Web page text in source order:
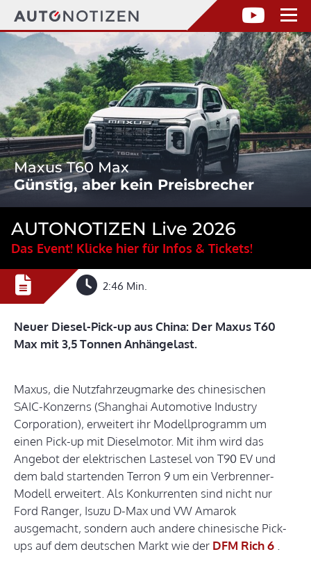
Maxus T60 Max
Günstig, aber kein Preisbrecher
AUTONOTIZEN Live 2026
Das Event! Klicke hier für Infos & Tickets!
2:46 Min.
Neuer Diesel-Pick-up aus China: Der Maxus T60
Max mit 3,5 Tonnen Anhängelast.
Maxus, die Nutzfahrzeugmarke des chinesischen
SAIC-Konzerns (Shanghai Automotive Industry
Corporation), erweitert ihr Modellprogramm um
einen Pick-up mit Dieselmotor. Mit ihm wird das
Angebot der elektrischen Lastesel von T90 EV und
dem bald startenden Terron 9 um ein Verbrenner-
Modell erweitert. Als Konkurrenten sind nicht nur
Ford Ranger, Isuzu D-Max und VW Amarok
ausgemacht, sondern auch andere chinesische Pick-
ups auf dem deutschen Markt wie der DFM Rich 6 .